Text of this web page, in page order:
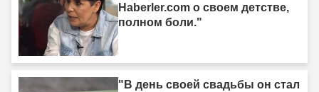
Haberler.com о своем детстве,
полном боли."
"В день своей свадьбы он стал